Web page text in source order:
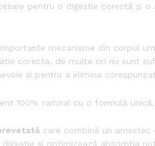
pentru o digestie corectă și
mecanisme din corpul
corecta, de multe ori nu sunt
și pentru a elimina
100% natural cu o formulă
care combină un
și optimizează absorbția